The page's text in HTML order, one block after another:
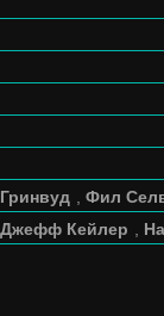
Фил
Джефф Кейлер